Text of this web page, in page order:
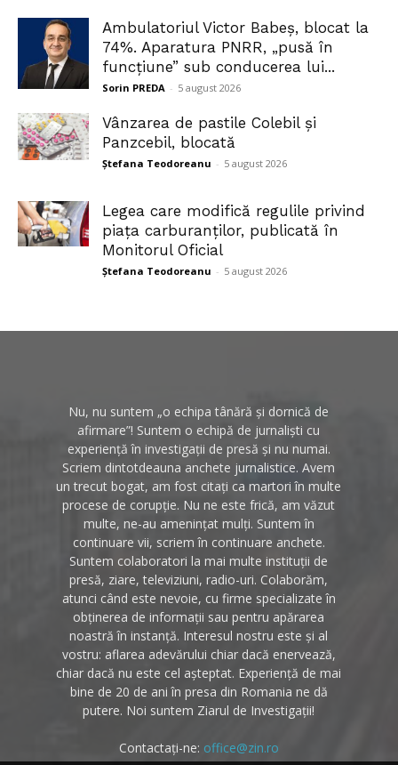
Ambulatoriul Victor Babeș, blocat la
74%. Aparatura PNRR, „pusă în
funcțiune” sub conducerea lui...
Sorin PREDA - 5 august 2026
Vânzarea de pastile Colebil și
Panzcebil, blocată
Ștefana Teodoreanu - 5 august 2026
Legea care modifică regulile privind
piața carburanților, publicată în
Monitorul Oficial
Ștefana Teodoreanu - 5 august 2026
Nu, nu suntem „o echipa tânără și dornică de
afirmare”! Suntem o echipă de jurnaliști cu
experiență în investigații de presă și nu numai.
Scriem dintotdeauna anchete jurnalistice. Avem
un trecut bogat, am fost citați ca martori în multe
procese de corupție. Nu ne este frică, am văzut
multe, ne-au amenințat mulți. Suntem în
continuare vii, scriem în continuare anchete.
Suntem colaboratori la mai multe instituții de
presă, ziare, televiziuni, radio-uri. Colaborăm,
atunci când este nevoie, cu firme specializate în
obținerea de informații sau pentru apărarea
noastră în instanță. Interesul nostru este și al
vostru: aflarea adevărului chiar dacă enervează,
chiar dacă nu este cel așteptat. Experiență de mai
bine de 20 de ani în presa din Romania ne dă
putere. Noi suntem Ziarul de Investigații!
Contactați-ne: office@zin.ro